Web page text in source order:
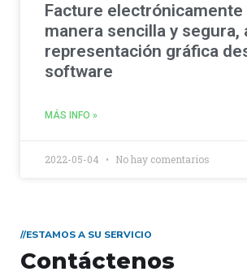
Facture electrónicamente
manera sencilla y segura,
representación gráfica
software
MÁS INFO »
2022-05-04 No hay comentarios
//ESTAMOS A SU SERVICIO
Contáctenos